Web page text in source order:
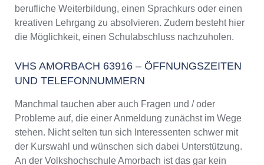
berufliche Weiterbildung, einen Sprachkurs oder einen
kreativen Lehrgang zu absolvieren. Zudem besteht hier
die Möglichkeit, einen Schulabschluss nachzuholen.
VHS AMORBACH 63916 – ÖFFNUNGSZEITEN
UND TELEFONNUMMERN
Manchmal tauchen aber auch Fragen und / oder
Probleme auf, die einer Anmeldung zunächst im Wege
stehen. Nicht selten tun sich Interessenten schwer mit
der Kurswahl und wünschen sich dabei Unterstützung.
An der Volkshochschule Amorbach ist das gar kein